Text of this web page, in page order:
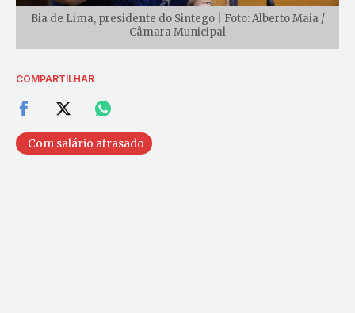
Bia de Lima, presidente do Sintego | Foto: Alberto Maia /
Câmara Municipal
COMPARTILHAR
Com salário atrasado